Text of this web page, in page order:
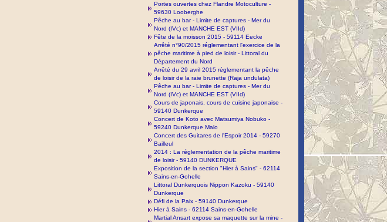
Portes ouvertes chez Flandre Motoculture -
59630 Looberghe
Pêche au bar - Limite de captures - Mer du
Nord (IVc) et MANCHE EST (VIId)
Fête de la moisson 2015 - 59114 Eecke
Arrêté n°90/2015 réglementant l'exercice de la
pêche maritime à pied de loisir - Littoral du
Département du Nord
Arrêté du 29 avril 2015 réglementant la pêche
de loisir de la raie brunette (Raja undulata)
Pêche au bar - Limite de captures - Mer du
Nord (IVc) et MANCHE EST (VIId)
Cours de japonais, cours de cuisine japonaise -
59140 Dunkerque
Concert de Koto avec Matsumiya Nobuko -
59240 Dunkerque Malo
Concert des Guitares de l'Espoir 2014 - 59270
Bailleul
2014 : La réglementation de la pêche maritime
de loisir - 59140 DUNKERQUE
Exposition de la section "Hier à Sains" - 62114
Sains-en-Gohelle
Littoral Dunkerquois Nippon Kazoku - 59140
Dunkerque
Défi de la Paix - 59140 Dunkerque
Hier à Sains - 62114 Sains-en-Gohelle
Martial Ansart expose sa maquette sur la mine -